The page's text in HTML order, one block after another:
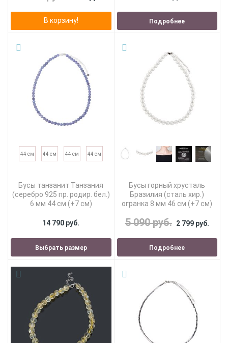
В корзину! Подробнее
44 см 44 см 44 см 44 см
Бусы танзанит Танзания
(серебро 925 пр. родир. бел.)
6 мм 44 см (+7 см)
14 790 руб.
Выбрать размер
Бусы горный хрусталь
Бразилия (сталь хир.)
огранка 8 мм 46 см (+7 см)
5 090 руб. 2 799 руб.
Подробнее